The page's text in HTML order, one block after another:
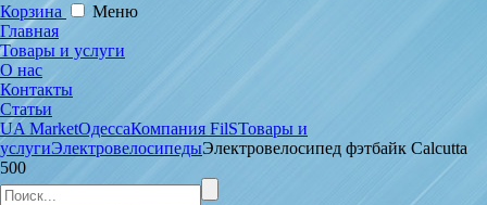
Корзина
Меню
Главная
Товары и услуги
О нас
Контакты
Статьи
UA MarketОдессаКомпания FilSТовары и
услугиЭлектровелосипедыЭлектровелосипед фэтбайк Calcutta
500